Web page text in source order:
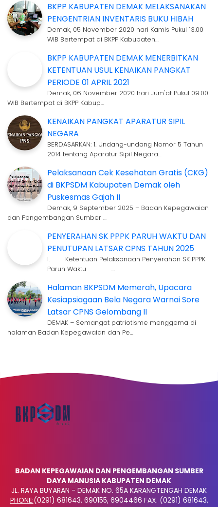
BKPP KABUPATEN DEMAK MELAKSANAKAN
PENGENTRIAN INVENTARIS BUKU HIBAH
Demak, 05 November 2020 hari Kamis Pukul 13.00
WIB Bertempat di BKPP Kabupaten…
BKPP KABUPATEN DEMAK MENERBITKAN
KETENTUAN USUL KENAIKAN PANGKAT
PERIODE 01 APRIL 2021
Demak, 06 November 2020 hari Jum'at Pukul 09.00
WIB Bertempat di BKPP Kabup…
KENAIKAN PANGKAT APARATUR SIPIL
NEGARA
BERDASARKAN: 1. Undang-undang Nomor 5 Tahun
2014 tentang Aparatur Sipil Negara…
Pelaksanaan Cek Kesehatan Gratis (CKG)
di BKPSDM Kabupaten Demak oleh
Puskesmas Gajah II
Demak, 9 September 2025 – Badan Kepegawaian
dan Pengembangan Sumber …
PENYERAHAN SK PPPK PARUH WAKTU DAN
PENUTUPAN LATSAR CPNS TAHUN 2025
I. Ketentuan Pelaksanaan Penyerahan SK PPPK
Paruh Waktu …
Halaman BKPSDM Memerah, Upacara
Kesiapsiagaan Bela Negara Warnai Sore
Latsar CPNS Gelombang II
DEMAK – Semangat patriotisme menggema di
halaman Badan Kepegawaian dan Pe…
BADAN KEPEGAWAIAN DAN PENGEMBANGAN SUMBER
DAYA MANUSIA KABUPATEN DEMAK
JL. RAYA BUYARAN - DEMAK NO. 65A KARANGTENGAH DEMAK
PHONE:(0291) 681643, 690155, 6904466 FAX. (0291) 681643,